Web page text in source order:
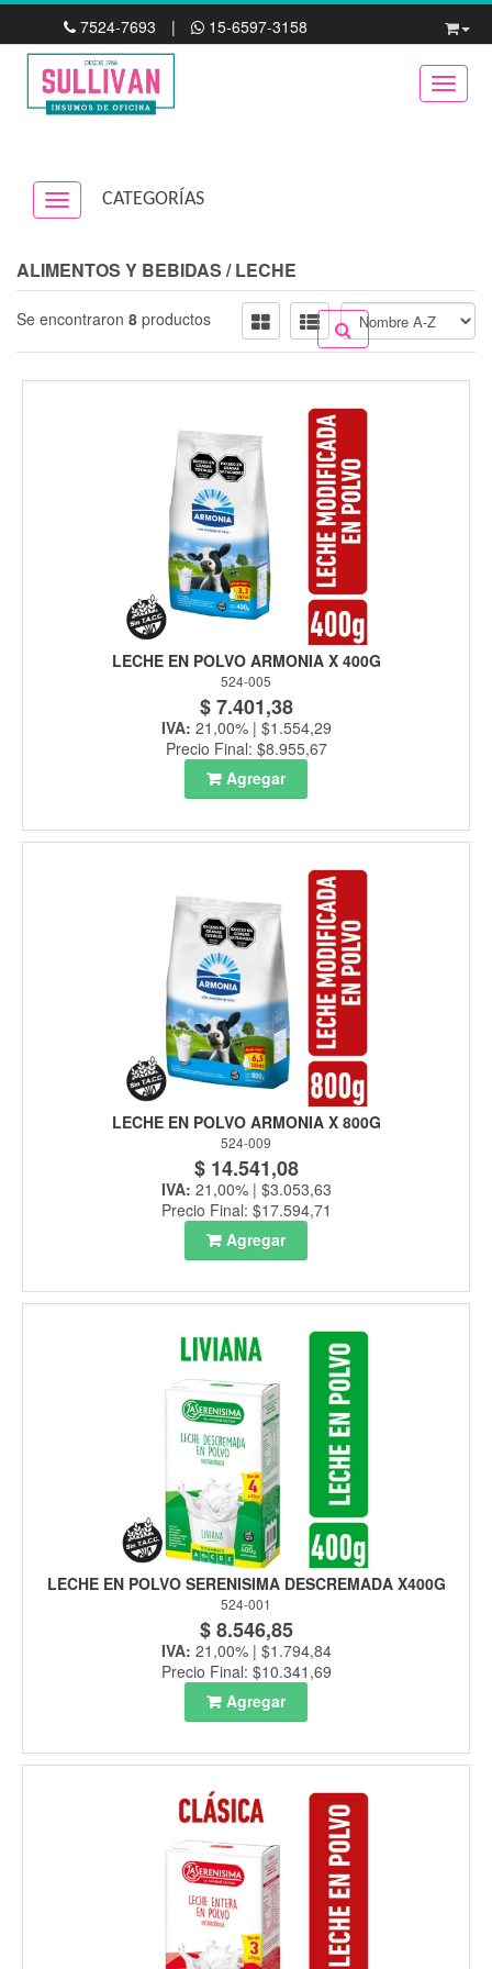
7524-7693 | 15-6597-3158
Navigation ein-/ausblenden
CATEGORÍAS
ALIMENTOS Y BEBIDAS /LECHE
Se encontraron 8 productos
LECHE EN POLVO ARMONIA X 400G
524-005
$ 7.401,38
IVA: 21,00% | $1.554,29
Precio Final: $8.955,67
Agregar
LECHE EN POLVO ARMONIA X 800G
524-009
$ 14.541,08
IVA: 21,00% | $3.053,63
Precio Final: $17.594,71
Agregar
LECHE EN POLVO SERENISIMA DESCREMADA X400G
524-001
$ 8.546,85
IVA: 21,00% | $1.794,84
Precio Final: $10.341,69
Agregar